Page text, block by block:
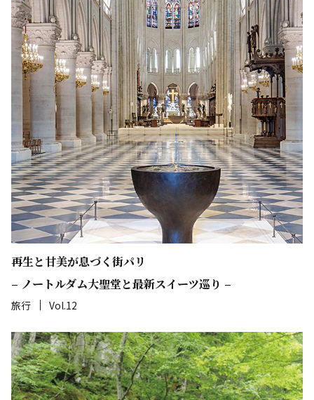
再生と甘美が息づく街パリ
– ノートルダム大聖堂と最新スイーツ巡り –
旅行 Vol.12